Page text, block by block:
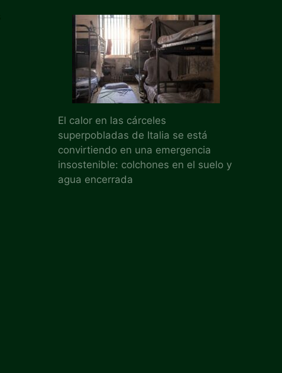
El calor en las cárceles
superpobladas de Italia se está
convirtiendo en una emergencia
insostenible: colchones en el suelo y
agua encerrada